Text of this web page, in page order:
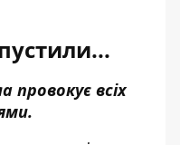
провокує всіх